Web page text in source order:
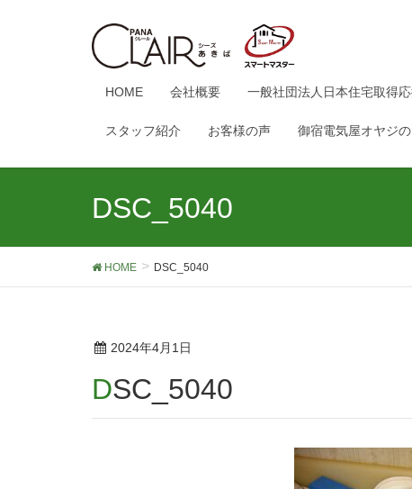
HOME 会社概要 一般社団法人日本住宅取得
スタッフ紹介 お客様の声 御宿電気屋オヤジ
DSC_5040
HOME DSC_5040
2024年4月1日
DSC_5040